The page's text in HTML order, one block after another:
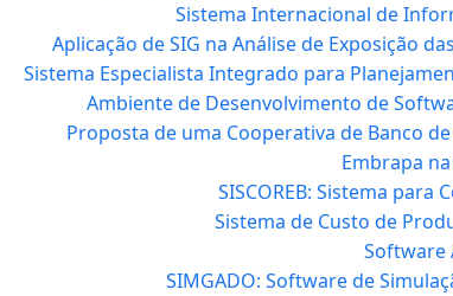
Sistema Internacional de
Aplicação de SIG na Análise de Exposição
Sistema Especialista Integrado para
Ambiente de Desenvolvimento de
Proposta de uma Cooperativa de Banco
Embrapa
SISCOREB: Sistema para
Sistema de Custo de
Software
SIMGADO: Software de